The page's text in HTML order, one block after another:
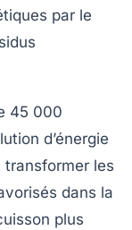
par le
45 000
d’énergie
transformer les
dans la
plus